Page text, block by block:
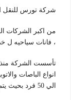
شركة تورس للنقل السياحي
من اكبر الشركات
، فانات سياحيه ل
تأسست الشركة
انواع الباصات
الي 50 فرد بحيث يتم ضمان تقديم افضل خدمة مع اقل سعر